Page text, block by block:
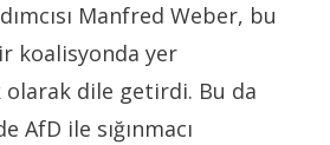
Manfred Weber, bu
koalisyonda yer
olarak dile getirdi. Bu da
AfD ile sığınmacı